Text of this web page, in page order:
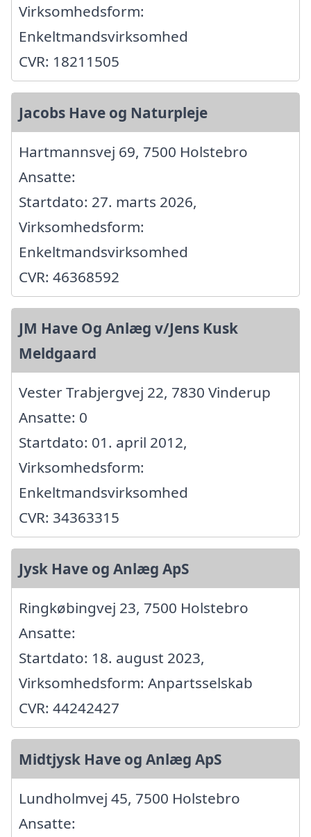
Virksomhedsform:
Enkeltmandsvirksomhed
CVR: 18211505
Jacobs Have og Naturpleje
Hartmannsvej 69, 7500 Holstebro
Ansatte:
Startdato: 27. marts 2026,
Virksomhedsform:
Enkeltmandsvirksomhed
CVR: 46368592
JM Have Og Anlæg v/Jens Kusk
Meldgaard
Vester Trabjergvej 22, 7830 Vinderup
Ansatte: 0
Startdato: 01. april 2012,
Virksomhedsform:
Enkeltmandsvirksomhed
CVR: 34363315
Jysk Have og Anlæg ApS
Ringkøbingvej 23, 7500 Holstebro
Ansatte:
Startdato: 18. august 2023,
Virksomhedsform: Anpartsselskab
CVR: 44242427
Midtjysk Have og Anlæg ApS
Lundholmvej 45, 7500 Holstebro
Ansatte: